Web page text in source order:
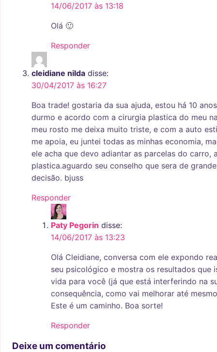
14/06/2017 às 13:18
Olá 🙂
Responder
cleidiane nilda disse:
30/04/2017 às 16:27
Boa trade! gostaria da sua ajuda, estou há 10
durmo e acordo com a cirurgia plastica do meu
meu rosto me deixa muito triste, e com a auto
me apoia, eu juntei todas as minhas economia,
ele acha que devo adiantar as parcelas do carro,
plastica.aguardo seu conselho que sera de
decisão. bjuss
Responder
Paty Pegorin disse:
14/06/2017 às 13:23
Olá Cleidiane, conversa com ele expondo
seu psicológico e mostra os resultados que
vida para você (já que está interferindo na
consequência, como vai melhorar até
Este é um caminho. Boa sorte!
Responder
Deixe um comentário